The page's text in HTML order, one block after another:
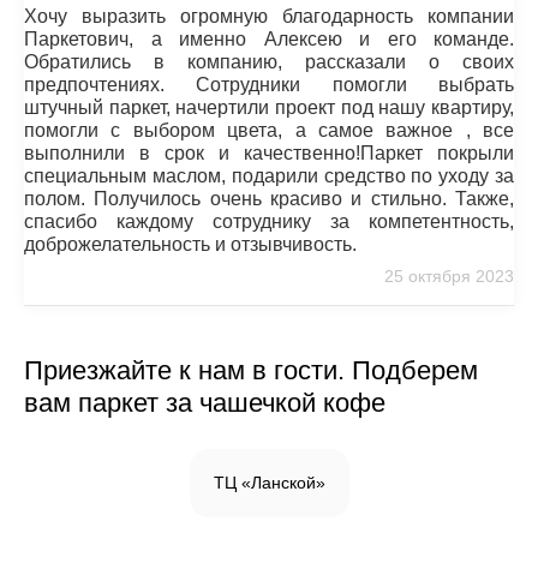
Хочу выразить огромную благодарность компании
Паркетович, а именно Алексею и его команде.
Обратились в компанию, рассказали о своих
предпочтениях. Сотрудники помогли выбрать
штучный паркет, начертили проект под нашу квартиру,
помогли с выбором цвета, а самое важное , все
выполнили в срок и качественно!Паркет покрыли
специальным маслом, подарили средство по уходу за
полом. Получилось очень красиво и стильно. Также,
спасибо каждому сотруднику за компетентность,
доброжелательность и отзывчивость.
25 октября 2023
Приезжайте к нам в гости. Подберем
вам паркет за чашечкой кофе
ТЦ «Ланской»